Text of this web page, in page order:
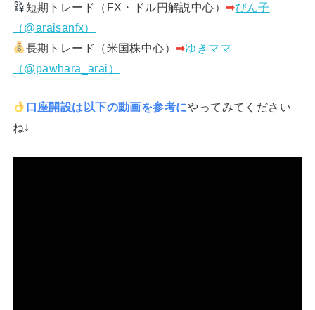
短期トレード（FX・ドル円解説中心） ➡︎びん子
（@araisanfx）
長期トレード（米国株中心） ➡︎ゆきママ
（@pawhara_arai）
口座開設は以下の動画を参考にやってみてください
ね↓